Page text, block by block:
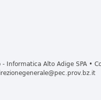
Alto Adige SPA •